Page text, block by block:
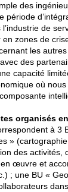
des
période
de
zones de
les
des
capacité
où
organisés
à 3
»
des activités,
œuvre et
; une BU «